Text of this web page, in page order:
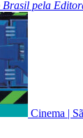
Brasil pela
Cinema |